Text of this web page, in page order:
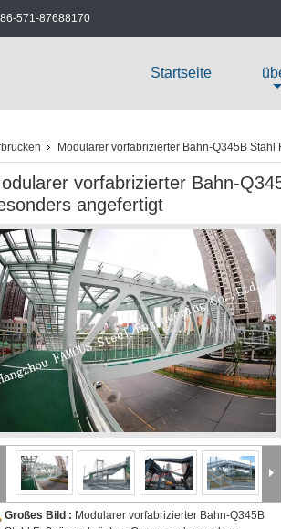
86-571-87688170
Startseite
Modularer vorfabrizierter Bahn-Q345B
vorfabrizierter Bahn-
angefertigt
Großes Bild : Modularer vorfabrizierter Bahn-Q345B